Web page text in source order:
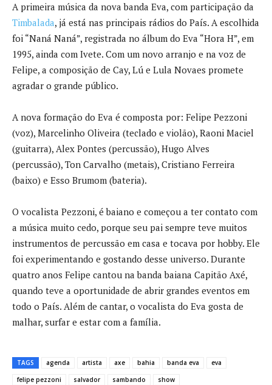
A primeira música da nova banda Eva, com participação da
Timbalada, já está nas principais rádios do País. A escolhida
foi “Naná Naná”, registrada no álbum do Eva “Hora H”, em
1995, ainda com Ivete. Com um novo arranjo e na voz de
Felipe, a composição de Cay, Lú e Lula Novaes promete
agradar o grande público.
A nova formação do Eva é composta por: Felipe Pezzoni
(voz), Marcelinho Oliveira (teclado e violão), Raoni Maciel
(guitarra), Alex Pontes (percussão), Hugo Alves
(percussão), Ton Carvalho (metais), Cristiano Ferreira
(baixo) e Esso Brumom (bateria).
O vocalista Pezzoni, é baiano e começou a ter contato com
a música muito cedo, porque seu pai sempre teve muitos
instrumentos de percussão em casa e tocava por hobby. Ele
foi experimentando e gostando desse universo. Durante
quatro anos Felipe cantou na banda baiana Capitão Axé,
quando teve a oportunidade de abrir grandes eventos em
todo o País. Além de cantar, o vocalista do Eva gosta de
malhar, surfar e estar com a família.
TAGS agenda artista axe bahia banda eva
eva
felipe pezzoni
salvador sambando show